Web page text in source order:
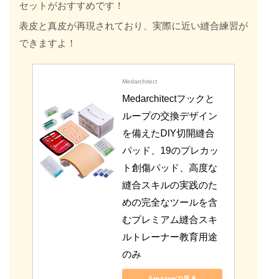
セットがおすすめです！
表皮と真皮が再現されており、実際に近い縫合練習が
できますよ！
Medarchitect
Medarchitectフックと
ループの交換デザイン
を備えたDIY切開縫合
パッド、19のプレカッ
ト創傷パッド、高度な
縫合スキルの実践のた
めの完全なツールを含
むプレミアム縫合スキ
ルトレーナー教育用途
のみ